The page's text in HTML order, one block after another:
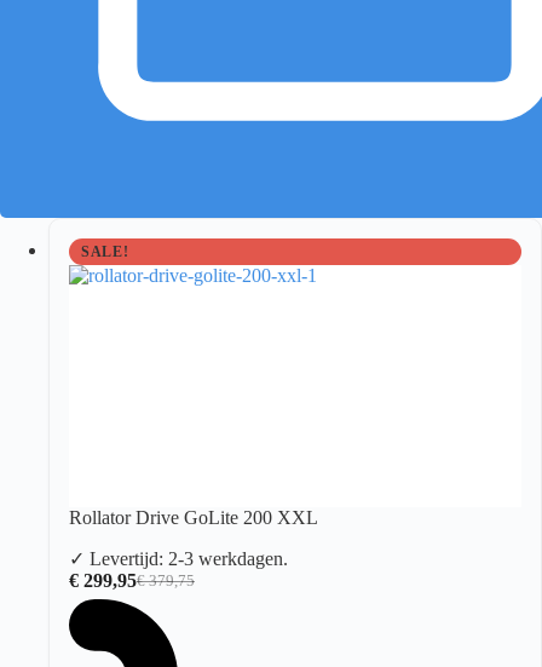
SALE!
Rollator Drive GoLite 200 XXL
✓ Levertijd: 2-3 werkdagen.
€379,75
Oorspronkelijke
prijs
was:
€ 379,75.
€ 299,95Huidige
prijs
€ 299,95.